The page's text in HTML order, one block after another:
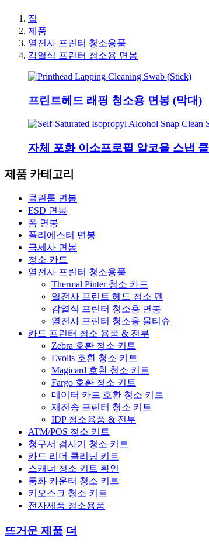
집
제품
열전사 프린터 청소용품
감열식 프린터 청소용 면봉
프린트헤드 래핑 청소용 면봉 (막대)
자체 포화 이소프로필 알코올 스냅
제품 카테고리
클린룸 면봉
ESD 면봉
폼 면봉
폴리에스터 면봉
극세사 면봉
청소 카드
열전사 프린터 청소용품
Thermal Pinter 청소 카드
열전사 프린트 헤드 청소 펜
감열식 프린터 청소용 면봉
열전사 프린터 청소용 물티슈
카드 프린터 청소 용품 & 전부
Zebra 호환 청소 키트
Evolis 호환 청소 키트
Magicard 호환 청소 키트
Fargo 호환 청소 키트
데이터 카드 호환 청소 키트
재전송 프린터 청소 키트
IDP 청소용품 & 전부
ATM/POS 청소 키트
청구서 검사기 청소 키트
카드 리더 클리닝 키트
스캐너 청소 키트 확인
통화 카운터 청소 키트
키오스크 청소 키트
전자제품 청소용품
뜨거운 제품 더